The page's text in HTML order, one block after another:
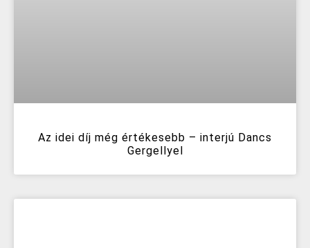
Az idei díj még értékesebb – interjú Dancs
Gergellyel